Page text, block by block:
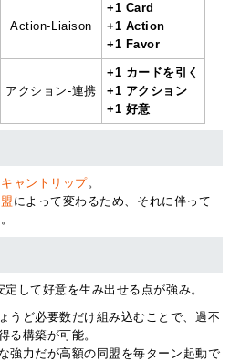
Action-Liaison
+1 Card
+1 Action
+1 Favor
アクション-連携
+1 カードを引く
+1 アクション
+1 好意
キャントリップ。
によって変わるため、それに伴って
して好意を生み出せる点が強み。
うど必要数だけ組み込むことで、過不
る構築が可能。
強力だが高額の同盟を毎ターン起動で